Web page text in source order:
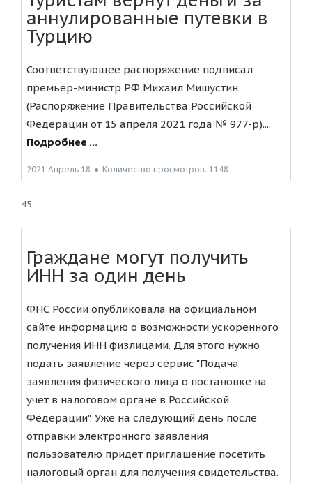
аннулированные путевки в
Турцию
Соответствующее распоряжение подписал
премьер-министр РФ Михаил Мишустин
(Распоряжение Правительства Российской
Федерации от 15 апреля 2021 года № 977-р)....
Подробнее ...
2021 Апрель 18 ● Количество просмотров: 1148
45
Граждане могут получить
ИНН за один день
ФНС России опубликовала на официальном
сайте информацию о возможности ускоренного
получения ИНН физлицами. Для этого нужно
подать заявление через сервис "Подача
заявления физического лица о постановке на
учет в налоговом органе в Российской
Федерации". Уже на следующий день после
отправки электронного заявления
пользователю придет приглашение посетить
налоговый орган для получения свидетельства.